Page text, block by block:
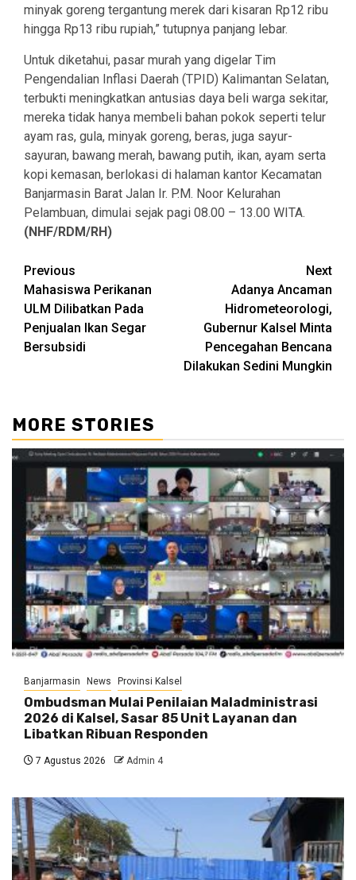
minyak goreng tergantung merek dari kisaran Rp12 ribu
hingga Rp13 ribu rupiah,” tutupnya panjang lebar.
Untuk diketahui, pasar murah yang digelar Tim
Pengendalian Inflasi Daerah (TPID) Kalimantan Selatan,
terbukti meningkatkan antusias daya beli warga sekitar,
mereka tidak hanya membeli bahan pokok seperti telur
ayam ras, gula, minyak goreng, beras, juga sayur-
sayuran, bawang merah, bawang putih, ikan, ayam serta
kopi kemasan, berlokasi di halaman kantor Kecamatan
Banjarmasin Barat Jalan Ir. P.M. Noor Kelurahan
Pelambuan, dimulai sejak pagi 08.00 – 13.00 WITA.
(NHF/RDM/RH)
Continue
Reading
Previous
Mahasiswa Perikanan
ULM Dilibatkan Pada
Penjualan Ikan Segar
Bersubsidi
Next
Adanya Ancaman
Hidrometeorologi,
Gubernur Kalsel Minta
Pencegahan Bencana
Dilakukan Sedini Mungkin
MORE STORIES
Banjarmasin News Provinsi Kalsel
Ombudsman Mulai Penilaian Maladministrasi
2026 di Kalsel, Sasar 85 Unit Layanan dan
Libatkan Ribuan Responden
7 Agustus 2026 Admin 4